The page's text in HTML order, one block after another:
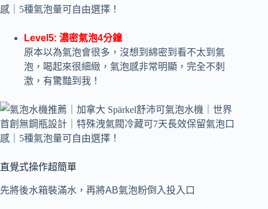
Level5: 濃密氣泡4分鐘
原本以為氣泡會很多，沒想到綿密到看不太到氣
泡，喝起來很細緻，氣泡感非常明顯，完全不刺
激，有驚豔到我！
直覺式操作超簡單
先將後水箱裝滿水，再將AB氣泡粉倒入投入口